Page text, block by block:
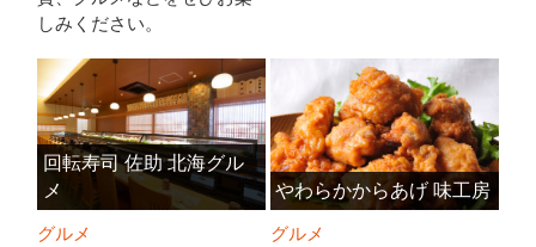
しみください。
回転寿司 佐助 北海グル
メ
グルメ
やわらかからあげ 味工房
グルメ